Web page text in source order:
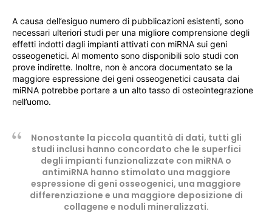
A causa dell’esiguo numero di pubblicazioni esistenti, sono
necessari ulteriori studi per una migliore comprensione degli
effetti indotti dagli impianti attivati ​​con miRNA sui geni
osseogenetici. Al momento sono disponibili solo studi con
prove indirette. Inoltre, non è ancora documentato se la
maggiore espressione dei geni osseogenetici causata dai
miRNA potrebbe portare a un alto tasso di osteointegrazione
nell’uomo.
Nonostante la piccola quantità di dati, tutti gli
studi inclusi hanno concordato che le superfici
degli impianti funzionalizzate con miRNA o
antimiRNA hanno stimolato una maggiore
espressione di geni osseogenici, una maggiore
differenziazione e una maggiore deposizione di
collagene e noduli mineralizzati.